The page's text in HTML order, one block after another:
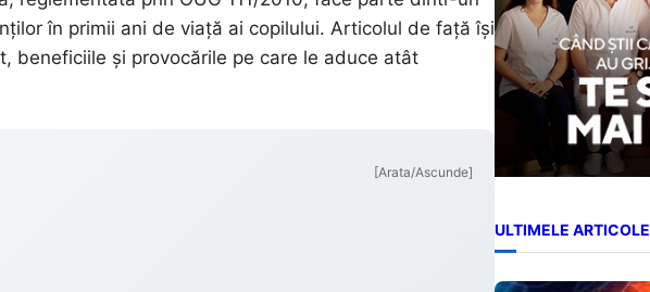
în primii ani de viață ai copilului. Articolul de față își
beneficiile și provocările pe care le aduce atât
[Arata/Ascunde]
ULTIMELE ARTICOLE